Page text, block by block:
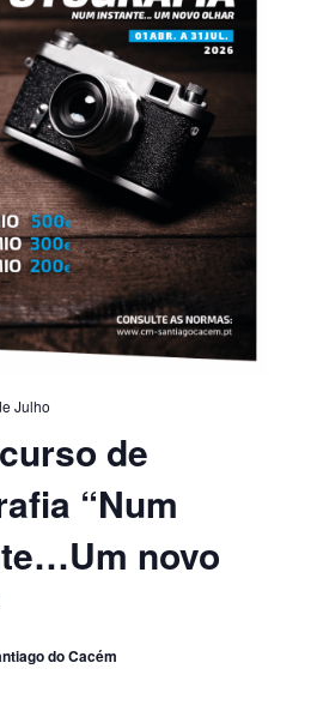
de
“Num
novo
Julho
do Cacém